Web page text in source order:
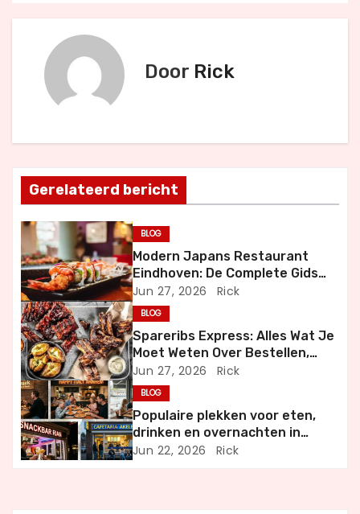
t
n
a
v
i
g
a
t
i
e
Door Rick
Gerelateerd bericht
BLOG
Modern Japans Restaurant
Eindhoven: De Complete Gids
voor Authentiek Japans
Dineren
Jun 27, 2026 Rick
BLOG
Spareribs Express: Alles Wat Je
Moet Weten Over Bestellen,
Bezorgen en Genieten
Jun 27, 2026 Rick
BLOG
Populaire plekken voor eten,
drinken en overnachten in
Nederland
Jun 22, 2026 Rick